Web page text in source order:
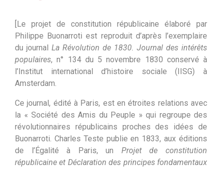
[Le projet de constitution républicaine élaboré par
Philippe Buonarroti est reproduit d’après l’exemplaire
du journal La Révolution de 1830. Journal des intérêts
populaires, n° 134 du 5 novembre 1830 conservé à
l’Institut international d’histoire sociale (IISG) à
Amsterdam.
Ce journal, édité à Paris, est en étroites relations avec
la « Société des Amis du Peuple » qui regroupe des
révolutionnaires républicains proches des idées de
Buonarroti. Charles Teste publie en 1833, aux éditions
de l’Égalité à Paris, un Projet de constitution
républicaine et Déclaration des principes fondamentaux